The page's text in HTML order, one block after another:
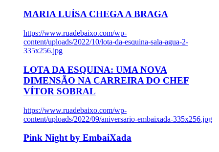
MARIA LUÍSA CHEGA A BRAGA
https://www.ruadebaixo.com/wp-
content/uploads/2022/10/lota-da-esquina-sala-agua-2-
335x256.jpg
LOTA DA ESQUINA: UMA NOVA
DIMENSÃO NA CARREIRA DO CHEF
VÍTOR SOBRAL
https://www.ruadebaixo.com/wp-
content/uploads/2022/09/aniversario-embaixada-335x256.jpg
Pink Night by EmbaiXada